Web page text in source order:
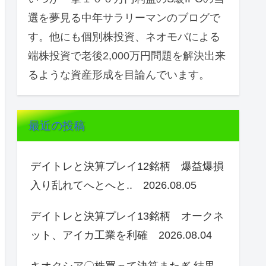
選を夢見る中年サラリーマンのブログで
す。他にも個別株投資、ネオモバによる
端株投資で老後2,000万円問題を解決出来
るような資産形成を目論んでいます。
最近の投稿
デイトレと決算プレイ12銘柄 爆益爆損
入り乱れてへとへと.. 2026.08.05
デイトレと決算プレイ13銘柄 オークネ
ット、アイカ工業を利確 2026.08.04